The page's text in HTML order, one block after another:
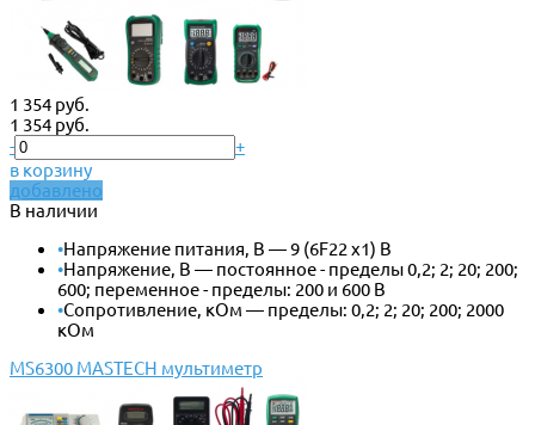
1 354 руб.
1 354 руб.
-
+
в корзину
добавлено
В наличии
•Напряжение питания, В — 9 (6F22 x1) В
•Напряжение, В — постоянное - пределы 0,2; 2; 20; 200;
600; переменное - пределы: 200 и 600 В
•Сопротивление, кОм — пределы: 0,2; 2; 20; 200; 2000
кОм
MS6300 MASTECH мультиметр